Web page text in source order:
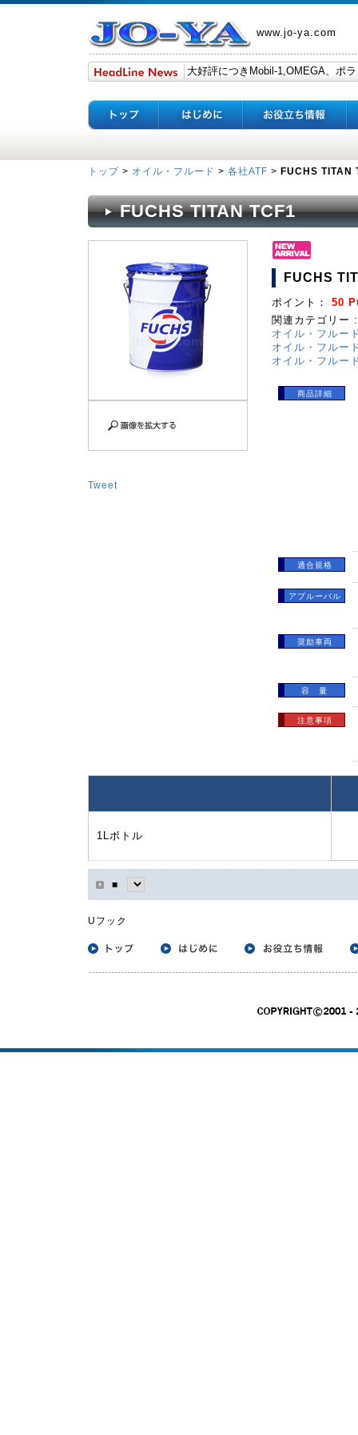
www.jo-ya.com
トップ > オイル・フルード > 各社ATF > FUCHS TITAN
FUCHS TITAN TCF1
Tweet
FUCHS
ポイント： 50
関連カテゴリー :
オイル・フルー
オイル・フルー
オイル・フルー
商品詳細
適合規格
アプルーバル
奨励車両
容 量
注意事項
1Lボトル
■
Uフック